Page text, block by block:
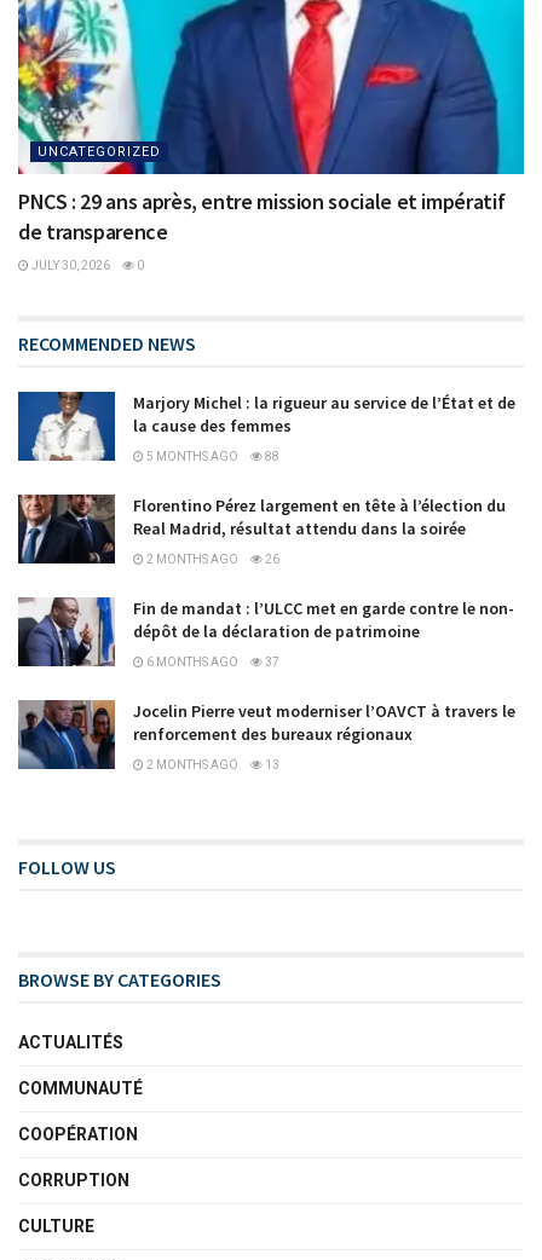
UNCATEGORIZED
PNCS : 29 ans après, entre mission sociale et impératif
de transparence
JULY 30, 2026 0
RECOMMENDED NEWS
Marjory Michel : la rigueur au service de l’État et de
la cause des femmes
5 MONTHS AGO 88
Florentino Pérez largement en tête à l’élection du
Real Madrid, résultat attendu dans la soirée
2 MONTHS AGO 26
Fin de mandat : l’ULCC met en garde contre le non-
dépôt de la déclaration de patrimoine
6 MONTHS AGO 37
Jocelin Pierre veut moderniser l’OAVCT à travers le
renforcement des bureaux régionaux
2 MONTHS AGO 13
FOLLOW US
BROWSE BY CATEGORIES
ACTUALITÉS
COMMUNAUTÉ
COOPÉRATION
CORRUPTION
CULTURE